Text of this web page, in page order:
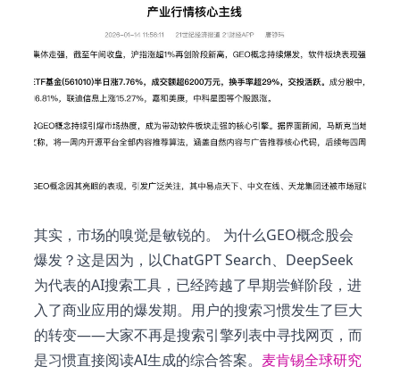
其实，市场的嗅觉是敏锐的。 为什么GEO概念股会
爆发？这是因为，以ChatGPT Search、DeepSeek
为代表的AI搜索工具，已经跨越了早期尝鲜阶段，进
入了商业应用的爆发期。用户的搜索习惯发生了巨大
的转变——大家不再是搜索引擎列表中寻找网页，而
是习惯直接阅读AI生成的综合答案。 麦肯锡全球研究